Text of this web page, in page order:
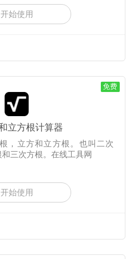
开始使用
免费
立方根计算器
，立方和立方根。也叫二次
三次方根。在线工具网
开始使用